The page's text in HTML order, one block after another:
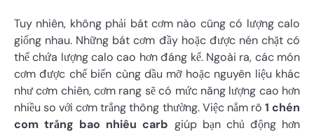
Tuy nhiên, không phải bát cơm nào cũng có lượng calo
giống nhau. Những bát cơm đầy hoặc được nén chặt có
thể chứa lượng calo cao hơn đáng kể. Ngoài ra, các món
cơm được chế biến cùng dầu mỡ hoặc nguyên liệu khác
như cơm chiên, cơm rang sẽ có mức năng lượng cao hơn
nhiều so với cơm trắng thông thường. Việc nắm rõ 1 chén
com trắng bao nhiêu carb giúp bạn chủ động hơn